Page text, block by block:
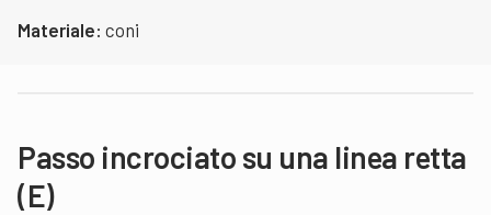
Materiale: coni
Passo incrociato su una linea retta
(E)